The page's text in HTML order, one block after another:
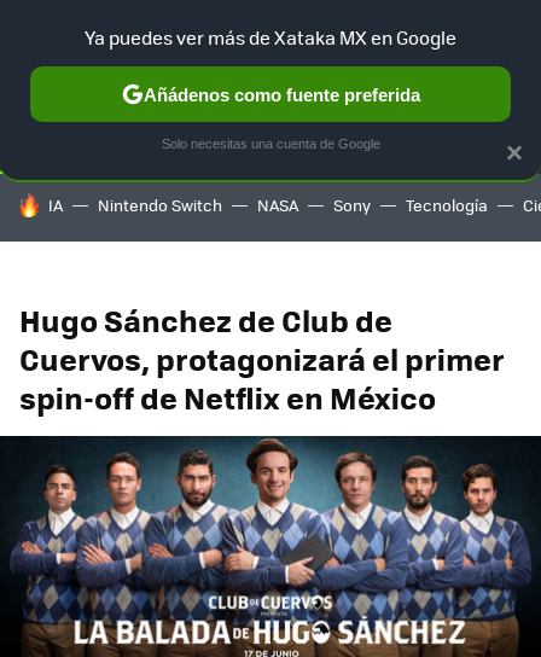
SELECCIÓN GAMING HOME AUTO TERRITORIO
HOY SE HABLA DE
IA Nintendo Switch NASA Sony Tecnología
Hugo Sánchez de Club de
Cuervos, protagonizará el primer
spin-off de Netflix en México
×
Ya puedes ver más de Xataka MX en Google
Añádenos como fuente preferida
Solo necesitas una cuenta de Google